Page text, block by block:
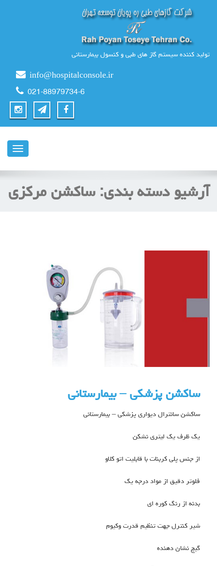
تولید کننده سیستم گاز های طبی و کنسول بیمارستانی
info@hospitalconsole.ir
021-88979734-6
ناوبری
آرشیو دسته بندی:ساکشن مرکزی
ساکشن پزشکی – بیمارستانی
ساکشن سانترال ديواري پزشکی – بیمارستانی
یک ظرف یک لیتری نشکن
از جنس پلی کربنات با قابلیت اتو کلاو
فلوتر دقیق از مواد درجه یک
بدنه از رنگ کوره ای
شیر کنترل جهت تنظیم قدرت وکیوم
گیج نشان دهنده